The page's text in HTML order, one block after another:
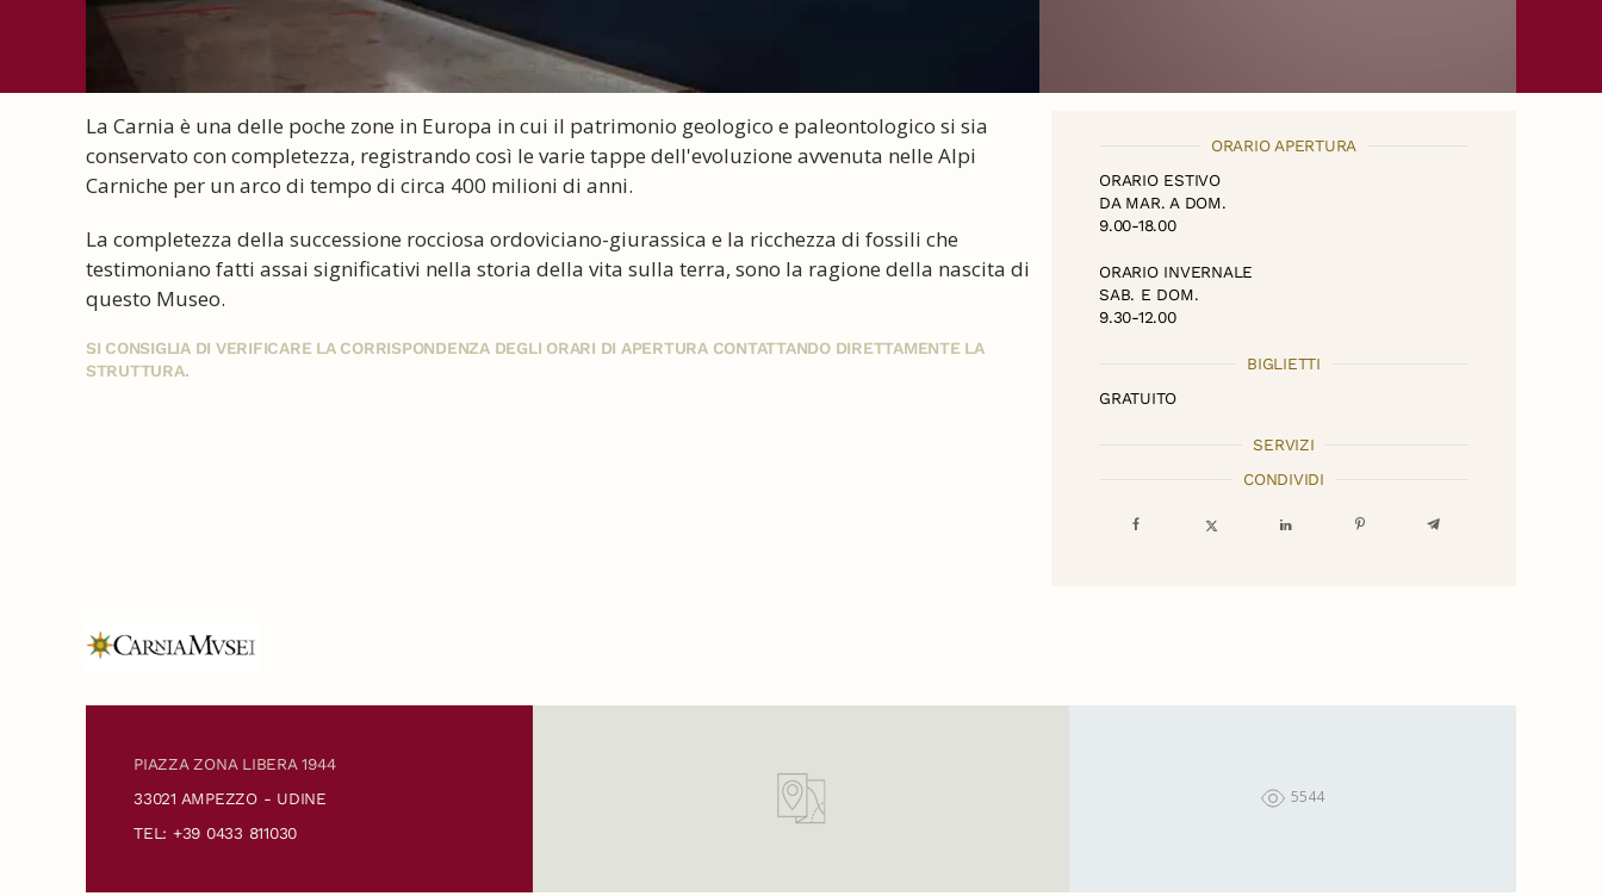
La Carnia è una delle poche zone in Europa in cui il patrimonio geologico e paleontologico si sia
conservato con completezza, registrando così le varie tappe dell'evoluzione avvenuta nelle Alpi
Carniche per un arco di tempo di circa 400 milioni di anni.
La completezza della successione rocciosa ordoviciano-giurassica e la ricchezza di fossili che
testimoniano fatti assai significativi nella storia della vita sulla terra, sono la ragione della nascita di
questo Museo.
SI CONSIGLIA DI VERIFICARE LA CORRISPONDENZA DEGLI ORARI DI APERTURA CONTATTANDO DIRETTAMENTE LA
STRUTTURA.
ORARIO APERTURA
ORARIO ESTIVO
DA MAR. A DOM.
9.00-18.00
ORARIO INVERNALE
SAB. E DOM.
9.30-12.00
BIGLIETTI
GRATUITO
SERVIZI
CONDIVIDI
PIAZZA ZONA LIBERA 1944
33021 AMPEZZO - UDINE
TEL: +39 0433 811030
5544